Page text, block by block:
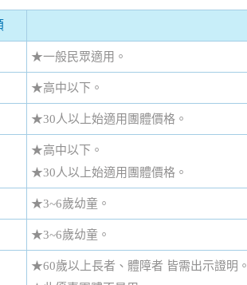
★一般民眾適用。
★高中以下。
★30人以上始適用團體價格。
★高中以下。
★30人以上始適用團體價格。
★3~6歲幼童。
★3~6歲幼童。
★60歲以上長者、體障者 皆需出示證明。